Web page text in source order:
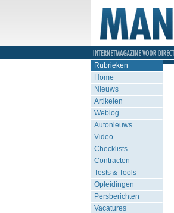
Rubrieken
Home
Nieuws
Artikelen
Weblog
Autonieuws
Video
Checklists
Contracten
Tests & Tools
Opleidingen
Persberichten
Vacatures